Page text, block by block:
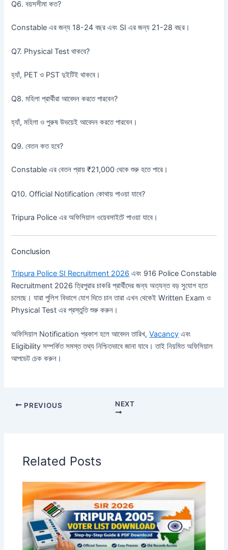
Q6. বয়সসীমা কত?
Constable এর জন্য 18-24 বছর এবং SI এর জন্য 21-28 বছর।
Q7. Physical Test থাকবে?
হ্যাঁ, PET ও PST দুইটিই থাকবে।
Q8. মহিলা প্রার্থীরা আবেদন করতে পারবেন?
হ্যাঁ, মহিলা ও পুরুষ উভয়েই আবেদন করতে পারবেন।
Q9. বেতন কত হবে?
Constable এর বেতন প্রায় ₹21,000 থেকে শুরু হতে পারে।
Q10. Official Notification কোথায় পাওয়া যাবে?
Tripura Police এর অফিসিয়াল ওয়েবসাইটে পাওয়া যাবে।
Conclusion
Tripura Police SI Recruitment 2026 এবং 916 Police Constable
Recruitment 2026 ত্রিপুরার চাকরি প্রার্থীদের জন্য অত্যন্ত বড় সুযোগ হতে
চলেছে। যারা পুলিশ বিভাগে যোগ দিতে চান তারা এখন থেকেই Written Exam ও
Physical Test এর প্রস্তুতি শুরু করুন।
অফিসিয়াল Notification প্রকাশ হলে আবেদন তারিখ,Vacancy এবং
Eligibility সম্পর্কিত সমস্ত তথ্য নিশ্চিতভাবে জানা যাবে। তাই নিয়মিত অফিসিয়াল
আপডেট চেক করুন।
PREVIOUS NEXT
Related Posts